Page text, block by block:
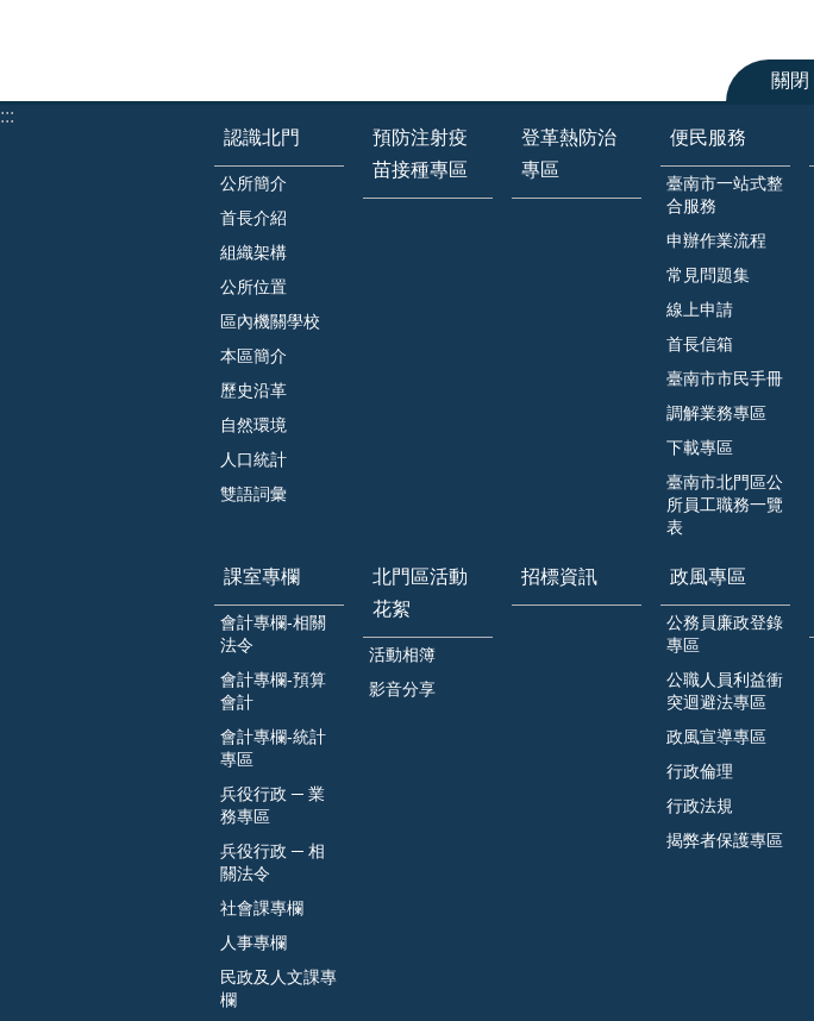
關閉
:::
認識北門
公所簡介
首長介紹
組織架構
公所位置
區內機關學校
本區簡介
歷史沿革
自然環境
人口統計
雙語詞彙
預防注射疫
苗接種專區
登革熱防治
專區
便民服務
臺南市一站式整
合服務
申辦作業流程
常見問題集
線上申請
首長信箱
臺南市市民手冊
調解業務專區
下載專區
臺南市北門區公
所員工職務一覽
表
課室專欄
會計專欄-相關
法令
會計專欄-預算
會計
會計專欄-統計
專區
兵役行政 ─ 業
務專區
兵役行政 ─ 相
關法令
社會課專欄
人事專欄
民政及人文課專
欄
北門區活動
花絮
活動相簿
影音分享
招標資訊 政風專區
公務員廉政登錄
專區
公職人員利益衝
突迴避法專區
政風宣導專區
行政倫理
行政法規
揭弊者保護專區